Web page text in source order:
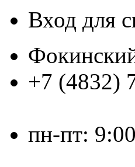
Вход для
+7 (4832)
пн-пт: